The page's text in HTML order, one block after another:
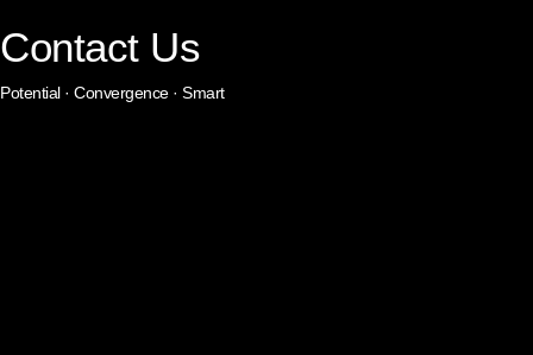
Contact Us
Potential · Convergence · Smart